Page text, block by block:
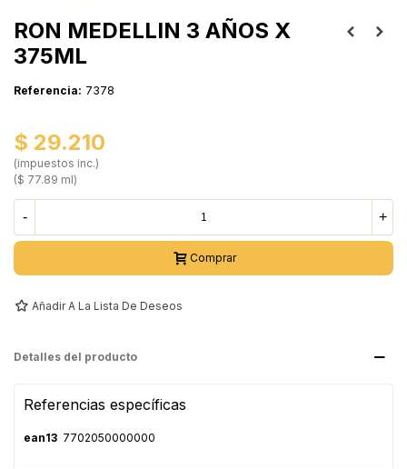
RON MEDELLIN 3 AÑOS X
375ML
Referencia: 7378
$ 29.210
(impuestos inc.)
($ 77.89 ml)
- +
Comprar
Añadir A La Lista De Deseos
Detalles del producto
Referencias específicas
ean13 7702050000000